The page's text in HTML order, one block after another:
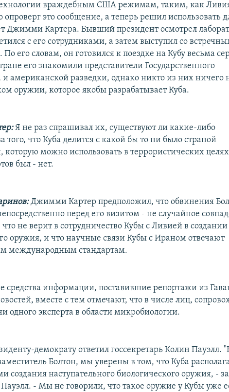
враждебным США режимам, таким, как
опроверг это сообщение, а теперь решил использовать
Джимми Картера. Бывший президент осмотрел
с его сотрудниками, а затем выступил со
его словам, он готовился к поездке на Кубу весьма
его знакомили представители Государственного
и американской разведки, однако никто из них ничего
оружии, которое якобы разрабатывает Куба.
Я не раз спрашивал их, существуют ли какие-либо
того, что Куба делится с какой бы то ни было страной
можно использовать в террористических
был - нет.
Джимми Картер предположил, что обвинения
перед его визитом - не случайное
не верит в сотрудничество Кубы с Ливией в создании
оружия, и что научные связи Кубы с Ираном отвечают
международным стандартам.
средства информации, поставившие репортажи из
вместе с тем отмечают, что в числе лиц,
одного эксперта в области микробиологии.
демократу ответил госсекретарь Колин Пауэлл.
Болтон, мы уверены в том, что Куба
создания наступательного биологического оружия, -
- Мы не говорили, что такое оружие у Кубы уже